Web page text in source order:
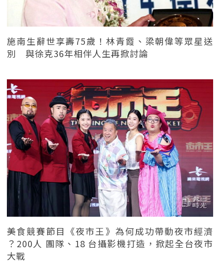
施南生辭世享壽75歲！林青霞、梁朝偉等眾星送
別 與徐克36年相伴人生再掀討論
美食競賽節目《夜市王》為何成功帶動夜市經濟
？200人 團隊、18 台攝影機打造，掀起全台夜市
大戰